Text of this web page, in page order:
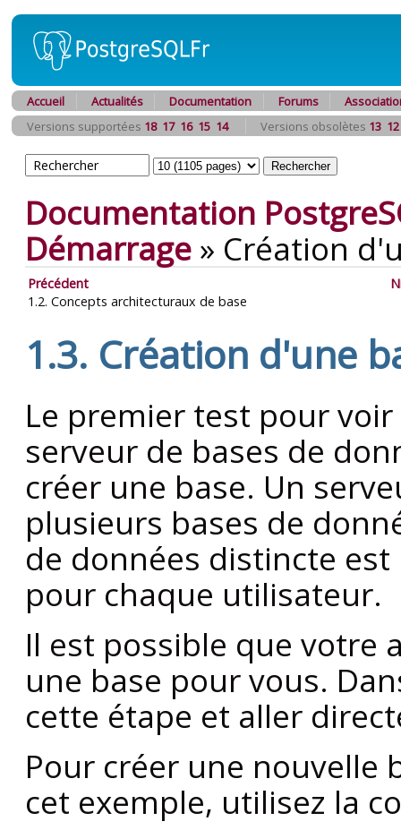
Accueil Actualités Documentation Forums
Versions supportées 18 17 16 15 14 Versions obsolètes 13 12
Documentation
Démarrage » Création
Précédent
1.2. Concepts architecturaux de base
1.3. Création d'une
Le premier test pour
serveur de bases de
créer une base. Un
plusieurs bases de
de données distincte
pour chaque utilisateur.
Il est possible que votre
une base pour vous.
cette étape et aller
Pour créer une nouvelle
cet exemple, utilisez la